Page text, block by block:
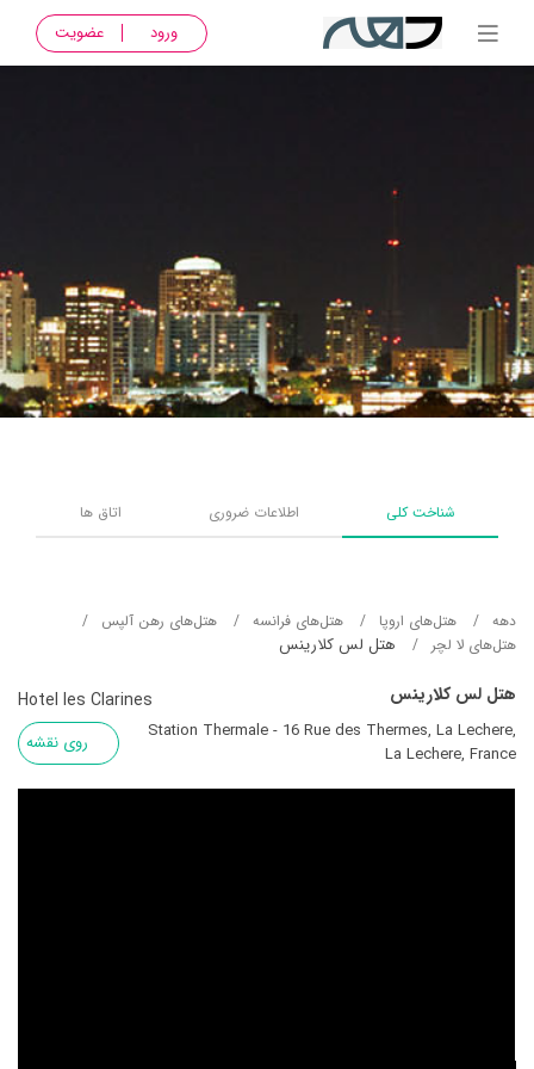
ورود عضویت
شناخت کلی اطلاعات ضروری اتاق ها
دهه هتل‌های اروپا هتل‌های فرانسه
هتل‌های رهن آلپس
هتل‌های لا لچر
هتل لس کلارینس
هتل لس کلارینس Hotel les Clarines
Station Thermale - 16 Rue des Thermes, La Lechere,
La Lechere, France
روی نقشه